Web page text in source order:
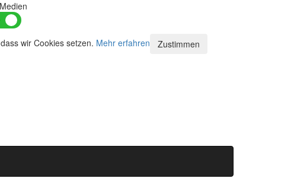
wir Cookies setzen. Mehr erfahren Zustimmen